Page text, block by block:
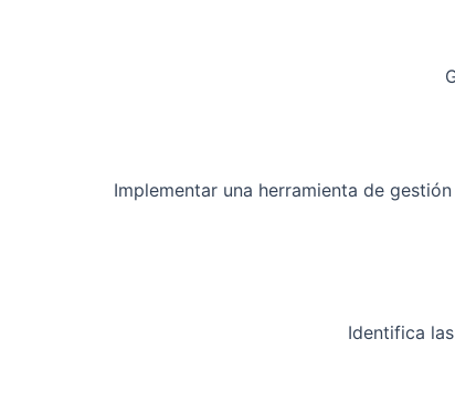
Implementar una herramienta de
Identifica